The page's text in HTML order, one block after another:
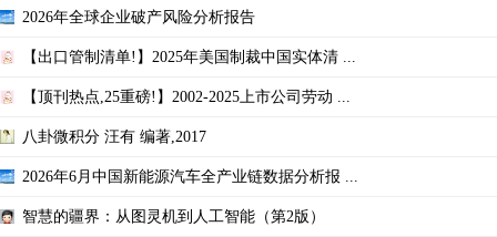
2026年全球企业破产风险分析报告
【出口管制清单!】2025年美国制裁中国实体清 ...
【顶刊热点,25重磅!】2002-2025上市公司劳动 ...
八卦微积分 汪有 编著,2017
2026年6月中国新能源汽车全产业链数据分析报 ...
智慧的疆界：从图灵机到人工智能（第2版）